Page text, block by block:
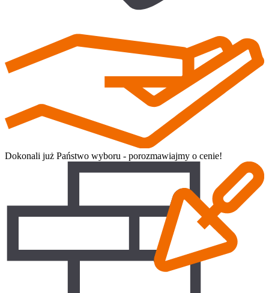
Dokonali już Państwo wyboru - porozmawiajmy o cenie!